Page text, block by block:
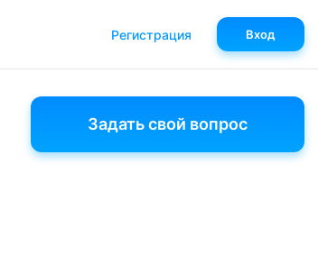
Задать свой вопрос
Регистрация Вход